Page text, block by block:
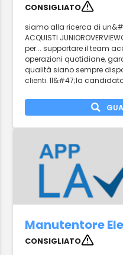
CONSIGLIATO
siamo alla ricerca di
ACQUISTI
per... supportare il team
operazioni quotidiane,
qualità siano sempre
clienti. Il&#47;la
Manutentore
CONSIGLIATO